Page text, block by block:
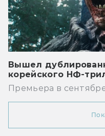
Вышел
корейского НФ-
Премьера в